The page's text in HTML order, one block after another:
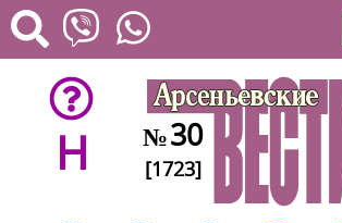
H №30
[1723]